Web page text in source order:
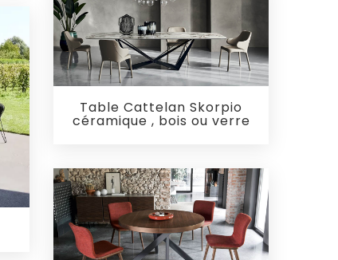
Table Cattelan Skorpio
céramique , bois ou verre